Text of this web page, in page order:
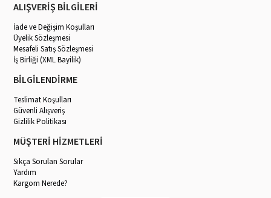
ALIŞVERİŞ BİLGİLERİ
İade ve Değişim Koşulları
Üyelik Sözleşmesi
Mesafeli Satış Sözleşmesi
İş Birliği (XML Bayilik)
BİLGİLENDİRME
Teslimat Koşulları
Güvenli Alışveriş
Gizlilik Politikası
MÜŞTERİ HİZMETLERİ
Sıkça Sorulan Sorular
Yardım
Kargom Nerede?